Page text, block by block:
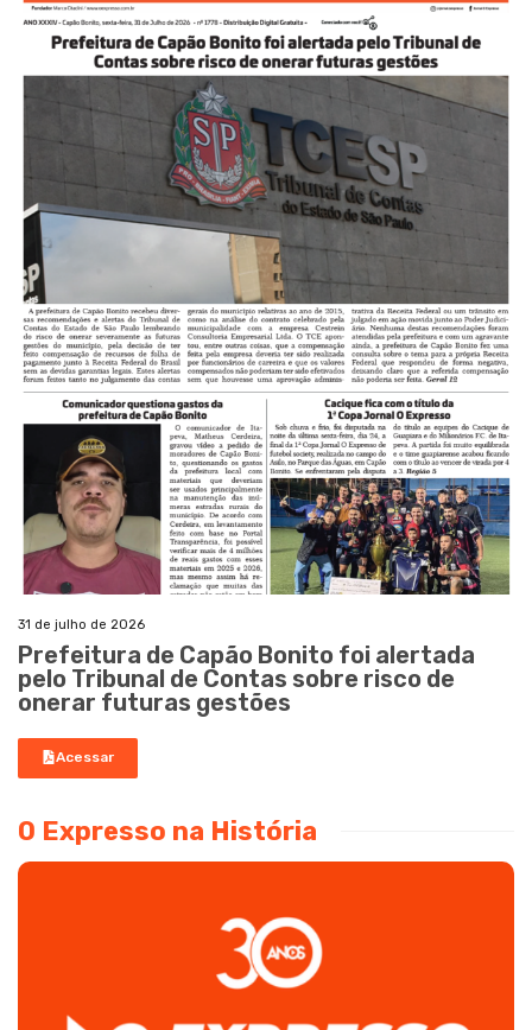
31 de julho de 2026
Prefeitura de Capão Bonito foi alertada
pelo Tribunal de Contas sobre risco de
onerar futuras gestões
Acessar
O Expresso na História